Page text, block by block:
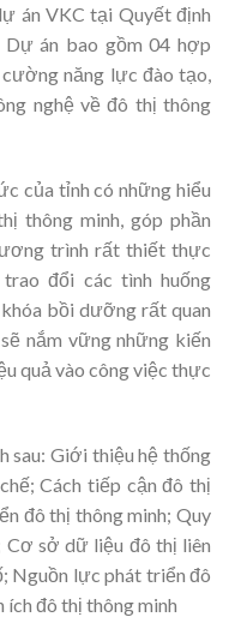
án VKC tại Quyết định
án bao gồm 04 hợp
năng lực đào tạo,
nghệ về đô thị thông
của tỉnh có những hiểu
thông minh, góp phần
trình rất thiết thực
đổi các tình huống
bồi dưỡng rất quan
nắm vững những kiến
quả vào công việc thực
sau: Giới thiệu hệ thống
Cách tiếp cận đô thị
đô thị thông minh; Quy
Cơ sở dữ liệu đô thị liên
Nguồn lực phát triển đô
đô thị thông minh